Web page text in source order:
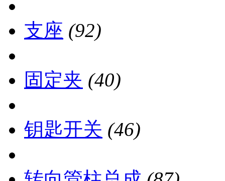
支座 (92)
固定夹 (40)
钥匙开关 (46)